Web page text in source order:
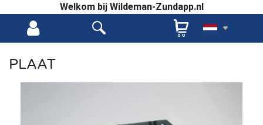
Welkom bij Wildeman-Zundapp.nl
PLAAT